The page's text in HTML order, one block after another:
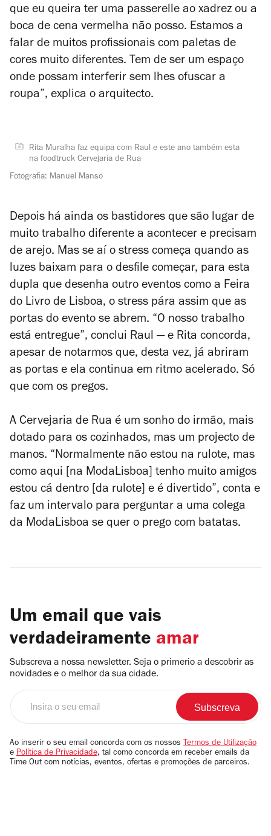
que eu queira ter uma passerelle ao xadrez ou a
boca de cena vermelha não posso. Estamos a
falar de muitos profissionais com paletas de
cores muito diferentes. Tem de ser um espaço
onde possam interferir sem lhes ofuscar a
roupa”, explica o arquitecto.
Rita Muralha faz equipa com Raul e este ano também esta
na foodtruck Cervejaria de Rua
Fotografia: Manuel Manso
Depois há ainda os bastidores que são lugar de
muito trabalho diferente a acontecer e precisam
de arejo. Mas se aí o stress começa quando as
luzes baixam para o desfile começar, para esta
dupla que desenha outro eventos como a Feira
do Livro de Lisboa, o stress pára assim que as
portas do evento se abrem. “O nosso trabalho
está entregue”, conclui Raul — e Rita concorda,
apesar de notarmos que, desta vez, já abriram
as portas e ela continua em ritmo acelerado. Só
que com os pregos.
A Cervejaria de Rua é um sonho do irmão, mais
dotado para os cozinhados, mas um projecto de
manos. “Normalmente não estou na rulote, mas
como aqui [na ModaLisboa] tenho muito amigos
estou cá dentro [da rulote] e é divertido”, conta e
faz um intervalo para perguntar a uma colega
da ModaLisboa se quer o prego com batatas.
Um email que vais
verdadeiramente amar
Subscreva a nossa newsletter. Seja o primerio a descobrir as
novidades e o melhor da sua cidade.
email
Ao inserir o seu email concorda com os nossos Termos de Utilização
e Política de Privacidade, tal como concorda em receber emails da
Time Out com notícias, eventos, ofertas e promoções de parceiros.